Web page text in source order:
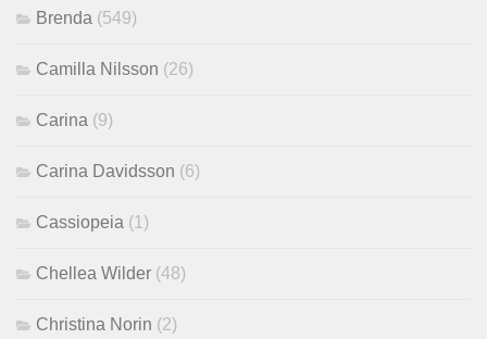
Brenda (549)
Camilla Nilsson (26)
Carina (9)
Carina Davidsson (6)
Cassiopeia (1)
Chellea Wilder (48)
Christina Norin (2)